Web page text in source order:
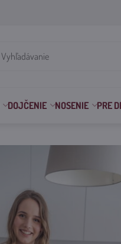
DOJČENIE NOSENIE PRE